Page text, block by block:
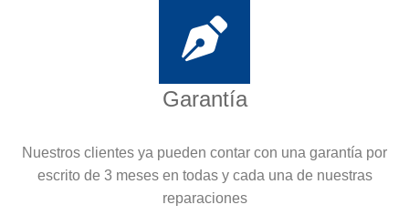
Garantía
Nuestros clientes ya pueden contar con una garantía por
escrito de 3 meses en todas y cada una de nuestras
reparaciones